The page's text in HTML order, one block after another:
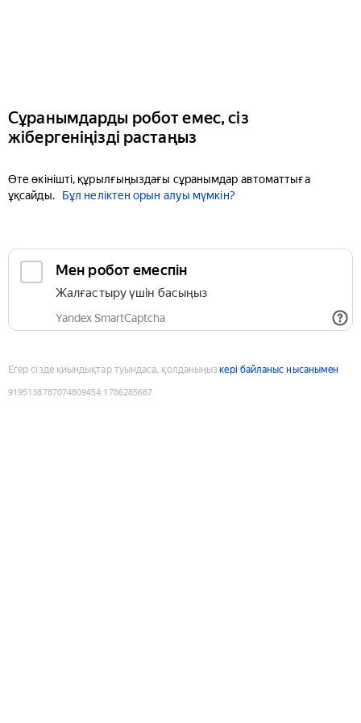
Сұранымдарды робот емес, сіз
жібергеніңізді растаңыз
Өте өкінішті, құрылғыңыздағы сұранымдар автоматтыға
ұқсайды.
Бұл неліктен орын алуы мүмкін?
Мен робот емеспін
Жалғастыру үшін басыңыз
Yandex SmartCaptcha
Егер сізде қиындықтар туындаса, қолданыңыз кері байланыс нысанымен
9195138787074809454:1786285687